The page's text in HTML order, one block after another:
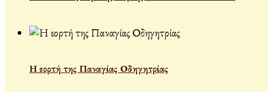
Η εορτή της Παναγίας Οδηγητρίας